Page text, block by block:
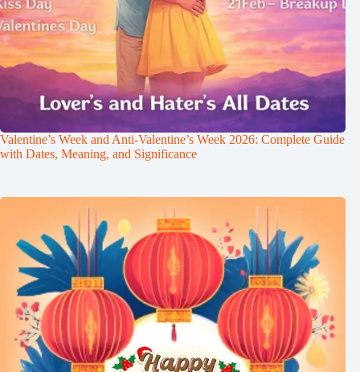
Valentine’s Week and Anti-Valentine’s Week 2026: Complete Guide
with Dates, Meaning, and Significance